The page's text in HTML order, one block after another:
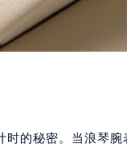
的秘密。当浪琴